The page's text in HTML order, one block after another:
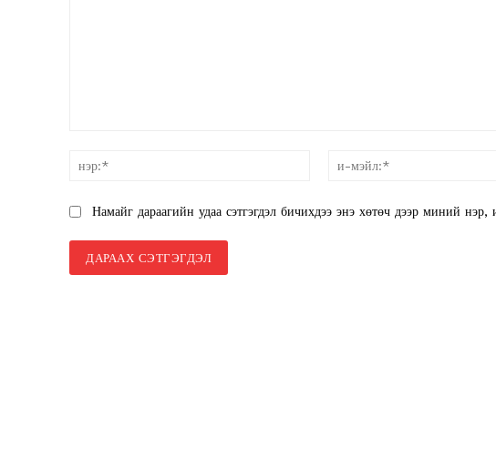
Намайг дараагийн удаа сэтгэгдэл бичихдээ энэ хөтөч дээр миний нэр,